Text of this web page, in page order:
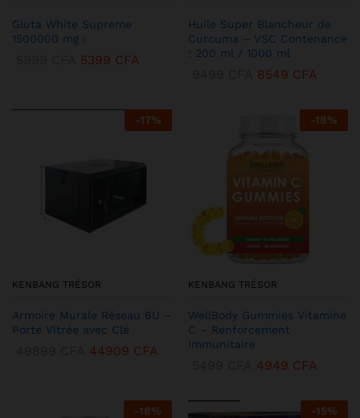
Gluta White Supreme
1500000 mg :
5399 CFA
Huile Super Blancheur de
Curcuma – VSC Contenance
: 200 ml / 1000 ml
8549 CFA
-17%
KENBANG TRÉSOR
Armoire Murale Réseau 6U –
Porte Vitrée avec Clé
44909 CFA
-18%
KENBANG TRÉSOR
WellBody Gummies Vitamine
C – Renforcement
Immunitaire
4949 CFA
-18% -15%